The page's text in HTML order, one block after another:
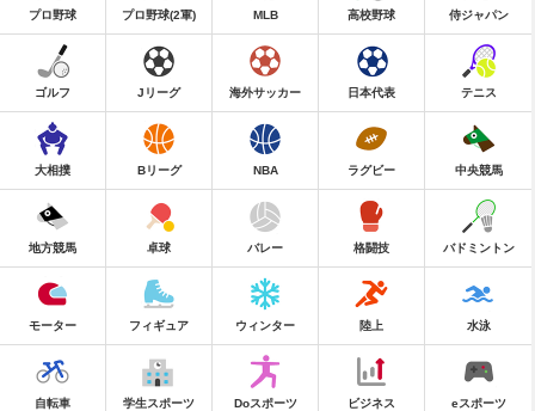
プロ野球 プロ野球(2軍) MLB 高校野球 侍ジャパン
ゴルフ Jリーグ 海外サッカー 日本代表 テニス
大相撲 Bリーグ NBA ラグビー 中央競馬
地方競馬 卓球 バレー 格闘技 バドミントン
モーター フィギュア ウィンター 陸上 水泳
自転車 学生スポーツ Doスポーツ ビジネス eスポーツ